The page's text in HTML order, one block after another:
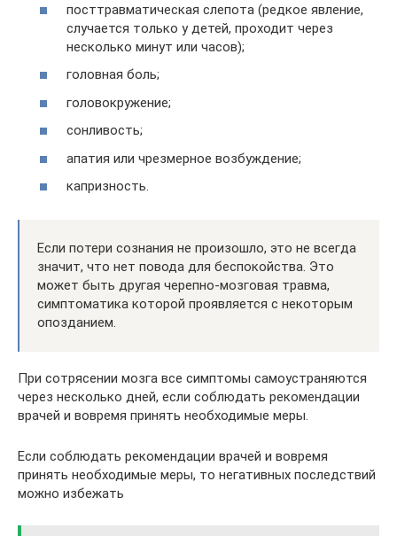
посттравматическая слепота (редкое явление,
случается только у детей, проходит через
несколько минут или часов);
головная боль;
головокружение;
сонливость;
апатия или чрезмерное возбуждение;
капризность.
Если потери сознания не произошло, это не всегда
значит, что нет повода для беспокойства. Это
может быть другая черепно-мозговая травма,
симптоматика которой проявляется с некоторым
опозданием.
При сотрясении мозга все симптомы самоустраняются
через несколько дней, если соблюдать рекомендации
врачей и вовремя принять необходимые меры.
Если соблюдать рекомендации врачей и вовремя
принять необходимые меры, то негативных последствий
можно избежать